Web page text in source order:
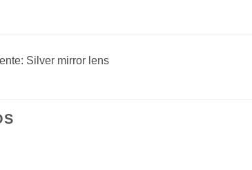
Silver mirror lens